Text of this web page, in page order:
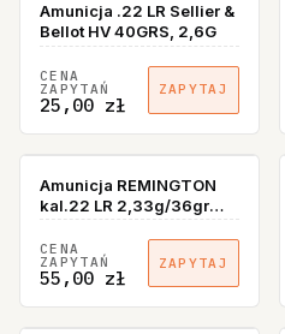
Amunicja .22 LR Sellier &
Bellot HV 40GRS, 2,6G
CENA
ZAPYTAŃ
25,00 zł
ZAPYTAJ
Amunicja REMINGTON
kal.22 LR 2,33g/36gr
High Velocity HP
CENA
ZAPYTAŃ
55,00 zł
ZAPYTAJ